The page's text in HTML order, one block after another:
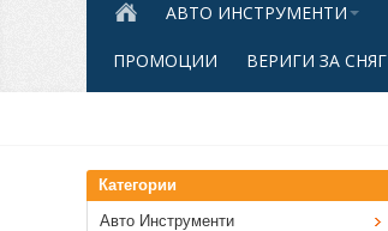
АВТО ИНСТРУМЕНТИ
ПРОМОЦИИ ВЕРИГИ ЗА СНЯГ
Категории
Авто Инструменти